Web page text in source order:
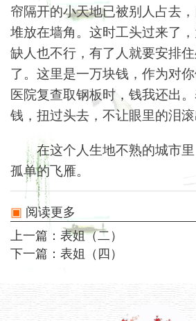
帘隔开的小天地已被别人占去
堆放在墙角。这时工头过来了
缺人也不行，有了人就要安排
了。这里是一万块钱，作为对
医院复查取钢板时，钱我还出
钱，扭过头去，不让眼里的泪
在这个人生地不熟的城市
孤单的飞雁。
阅读更多
上一篇： 表姐（二）
下一篇： 表姐（四）